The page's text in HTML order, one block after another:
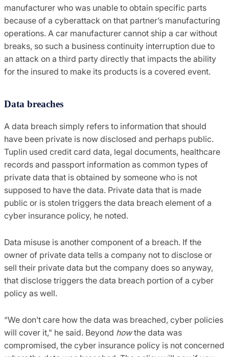
manufacturer who was unable to obtain specific parts
because of a cyberattack on that partner’s manufacturing
operations. A car manufacturer cannot ship a car without
breaks, so such a business continuity interruption due to
an attack on a third party directly that impacts the ability
for the insured to make its products is a covered event.
Data breaches
A data breach simply refers to information that should
have been private is now disclosed and perhaps public.
Tuplin used credit card data, legal documents, healthcare
records and passport information as common types of
private data that is obtained by someone who is not
supposed to have the data. Private data that is made
public or is stolen triggers the data breach element of a
cyber insurance policy, he noted.
Data misuse is another component of a breach. If the
owner of private data tells a company not to disclose or
sell their private data but the company does so anyway,
that disclose triggers the data breach portion of a cyber
policy as well.
“We don’t care how the data was breached, cyber policies
will cover it,” he said. Beyond howthe data was
compromised, the cyber insurance policy is not concerned